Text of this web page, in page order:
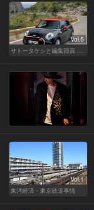
Vol.5
サトータケシと編集部員 船山の"CAR GENTSへの道"
Vol.1
東洋経済・東京鉄道事情